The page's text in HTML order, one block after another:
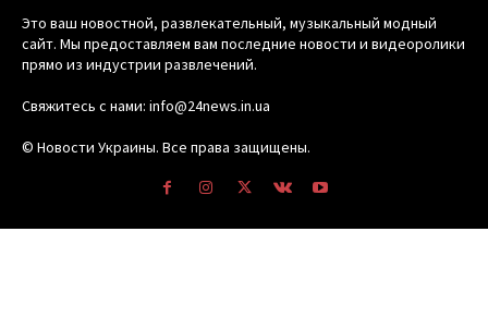
Это ваш новостной, развлекательный, музыкальный модный
сайт. Мы предоставляем вам последние новости и видеоролики
прямо из индустрии развлечений.
Свяжитесь с нами: info@24news.in.ua
© Новости Украины. Все права защищены.